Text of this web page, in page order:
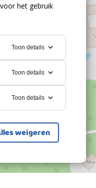
het gebruik
Toon details
Toon details
Toon details
weigeren